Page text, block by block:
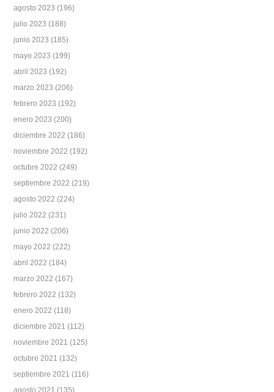
agosto 2023 (196)
julio 2023 (188)
junio 2023 (185)
mayo 2023 (199)
abril 2023 (192)
marzo 2023 (206)
febrero 2023 (192)
enero 2023 (200)
diciembre 2022 (186)
noviembre 2022 (192)
octubre 2022 (249)
septiembre 2022 (219)
agosto 2022 (224)
julio 2022 (231)
junio 2022 (206)
mayo 2022 (222)
abril 2022 (184)
marzo 2022 (167)
febrero 2022 (132)
enero 2022 (118)
diciembre 2021 (112)
noviembre 2021 (125)
octubre 2021 (132)
septiembre 2021 (116)
agosto 2021 (135)